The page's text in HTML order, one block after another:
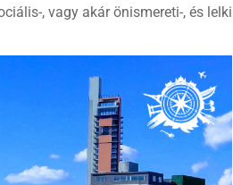
, vagy akár önismereti-, és lelki